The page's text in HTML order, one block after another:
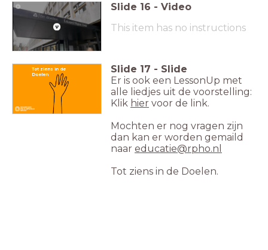
Slide 16 - Video
This item has no instructions
Tot ziens in de
Doelen
Slide 17 - Slide
Er is ook een LessonUp met
alle liedjes uit de voorstelling:
Klik hier voor de link.
Mochten er nog vragen zijn
dan kan er worden gemaild
naar educatie@rpho.nl
Tot ziens in de Doelen.